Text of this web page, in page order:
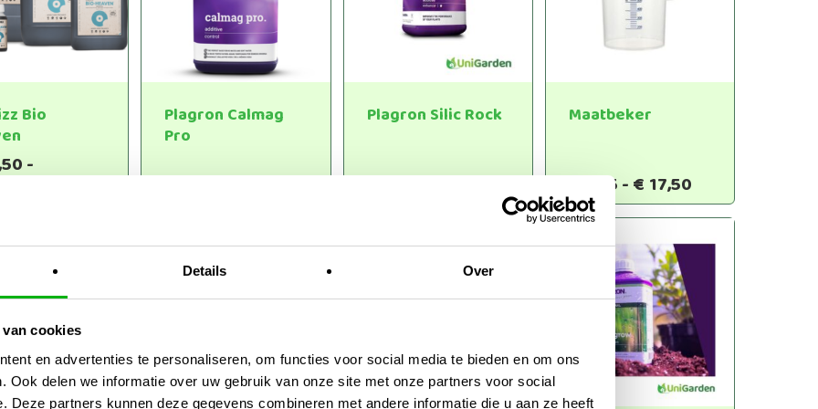
Details Over
cookies
en advertenties te personaliseren, om functies voor social media te bieden en om ons
Ook delen we informatie over uw gebruik van onze site met onze partners voor social
Deze partners kunnen deze gegevens combineren met andere informatie die u aan ze heeft
kan
gekozen
op
productpagina
kan
gekozen
worden
op
productpagina
worden
op
de
op
Bio
-
Prijsklasse:
€209,95
Dit
kan
gekozen
worden
op
Plagron Calmag
Pro
€8,95-€54,95Prijsklasse:
€54,95
Dit
meerdere
variaties.
Deze
gekozen
worden
Plagron Silic Rock
€6,25-€52,95Prijsklasse:
€6,25
tot
€52,95
Dit
product
meerdere
variaties.
Deze
gekozen
worden
Maatbeker
€1,95-€ 17,50
€1,95
tot
€17,50
Dit
product
meerdere
variaties.
Deze
optie
kan
gekozen
worden